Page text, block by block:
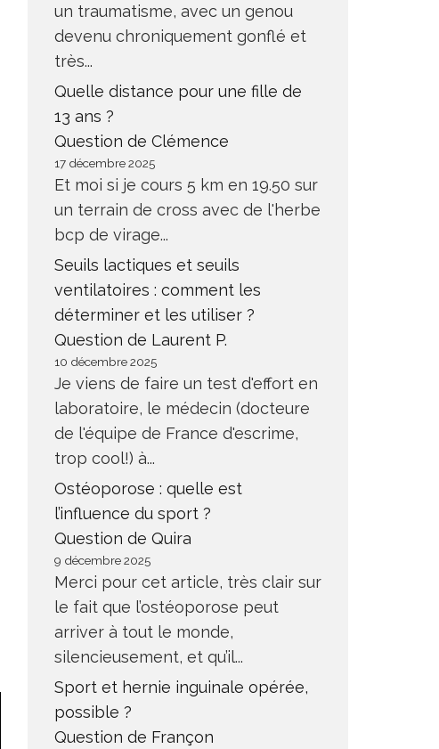
un traumatisme, avec un genou
devenu chroniquement gonflé et
très...
Quelle distance pour une fille de
13 ans ?
Question de Clémence
17 décembre 2025
Et moi si je cours 5 km en 19.50 sur
un terrain de cross avec de l'herbe
bcp de virage...
Seuils lactiques et seuils
ventilatoires : comment les
déterminer et les utiliser ?
Question de Laurent P.
10 décembre 2025
Je viens de faire un test d'effort en
laboratoire, le médecin (docteure
de l'équipe de France d'escrime,
trop cool!) à...
Ostéoporose : quelle est
l’influence du sport ?
Question de Quira
9 décembre 2025
Merci pour cet article, très clair sur
le fait que l’ostéoporose peut
arriver à tout le monde,
silencieusement, et qu’il...
Sport et hernie inguinale opérée,
possible ?
Question de Françon